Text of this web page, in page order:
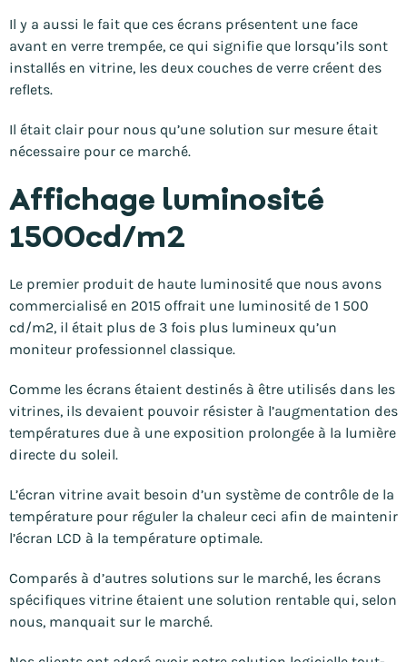
Il y a aussi le fait que ces écrans présentent une face
avant en verre trempée, ce qui signifie que lorsqu’ils sont
installés en vitrine, les deux couches de verre créent des
reflets.
Il était clair pour nous qu’une solution sur mesure était
nécessaire pour ce marché.
Affichage luminosité
1500cd/m2
Le premier produit de haute luminosité que nous avons
commercialisé en 2015 offrait une luminosité de 1 500
cd/m2, il était plus de 3 fois plus lumineux qu’un
moniteur professionnel classique.
Comme les écrans étaient destinés à être utilisés dans les
vitrines, ils devaient pouvoir résister à l’augmentation des
températures due à une exposition prolongée à la lumière
directe du soleil.
L’écran vitrine avait besoin d’un système de contrôle de la
température pour réguler la chaleur ceci afin de maintenir
l’écran LCD à la température optimale.
Comparés à d’autres solutions sur le marché, les écrans
spécifiques vitrine étaient une solution rentable qui, selon
nous, manquait sur le marché.